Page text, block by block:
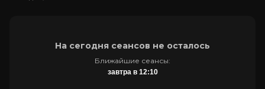
На сегодня сеансов не осталось
Ближайшие сеансы:
завтра в 12:10